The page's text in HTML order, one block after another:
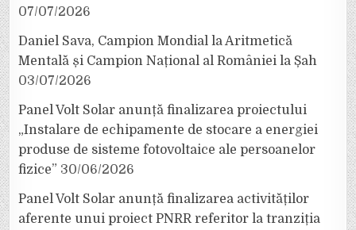
07/07/2026
Daniel Sava, Campion Mondial la Aritmetică
Mentală și Campion Național al României la Șah
03/07/2026
Panel Volt Solar anunță finalizarea proiectului
„Instalare de echipamente de stocare a energiei
produse de sisteme fotovoltaice ale persoanelor
fizice” 30/06/2026
Panel Volt Solar anunță finalizarea activităților
aferente unui proiect PNRR referitor la tranziția